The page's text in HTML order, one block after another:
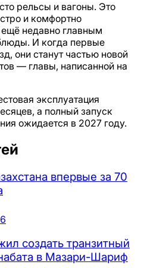
рельсы и вагоны. Это
и комфортно
ещё недавно главным
И когда первые
они станут частью новой
— главы, написанной на
эксплуатация
а полный запуск
ожидается в 2027 году.
впервые за 70
создать транзитный
в Мазари-Шариф